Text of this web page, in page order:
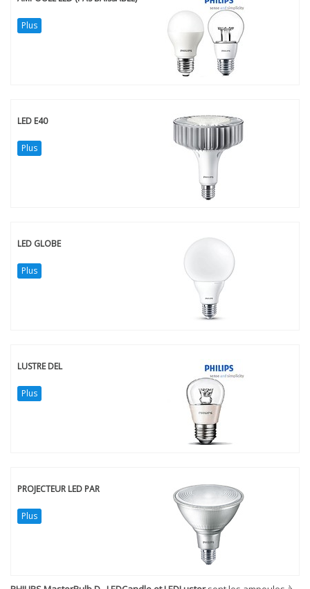
Plus
LED E40
Plus
LED GLOBE
Plus
LUSTRE DEL
Plus
PROJECTEUR LED PAR
Plus